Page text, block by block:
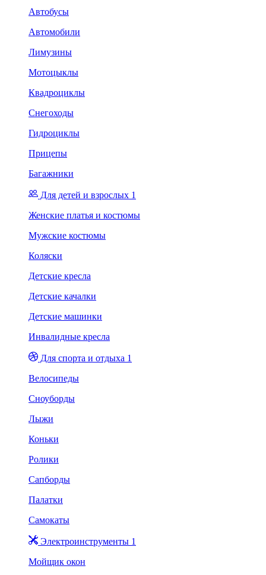
Автобусы
Автомобили
Лимузины
Мотоцыклы
Квадроциклы
Снегоходы
Гидроциклы
Прицепы
Багажники
Для детей и взрослых 1
Женские платья и костюмы
Мужские костюмы
Коляски
Детские кресла
Детские качалки
Детские машинки
Инвалидные кресла
Для спорта и отдыха 1
Велосипеды
Сноуборды
Лыжи
Коньки
Ролики
Сапборды
Палатки
Самокаты
Электроинструменты 1
Мойщик окон